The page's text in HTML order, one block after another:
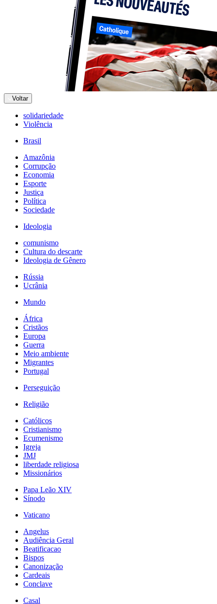
Voltar
solidariedade
Violência
Brasil
Amazônia
Corrupção
Economia
Esporte
Justiça
Política
Sociedade
Ideologia
comunismo
Cultura do descarte
Ideologia de Gênero
Rússia
Ucrânia
Mundo
África
Cristãos
Europa
Guerra
Meio ambiente
Migrantes
Portugal
Perseguição
Religião
Católicos
Cristianismo
Ecumenismo
Igreja
JMJ
liberdade religiosa
Missionários
Papa Leão XIV
Sínodo
Vaticano
Angelus
Audiência Geral
Beatificacao
Bispos
Canonização
Cardeais
Conclave
Casal